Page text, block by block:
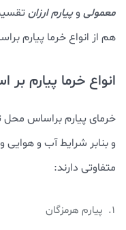
معمولی وپیارم ارزان
هم از انواع خرما پیارم
انواع خرما پیارم
خرمای پیارم براساس
و بنابر شرایط آب و
متفاوتی دارند:
پیارم هرمزگان